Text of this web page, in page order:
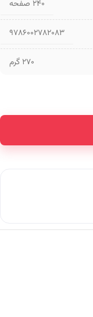
۲۴۰ صفحه
9786002782083
270 گرم